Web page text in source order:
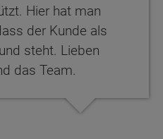
Hier hat man
der Kunde als
steht. Lieben
das Team.